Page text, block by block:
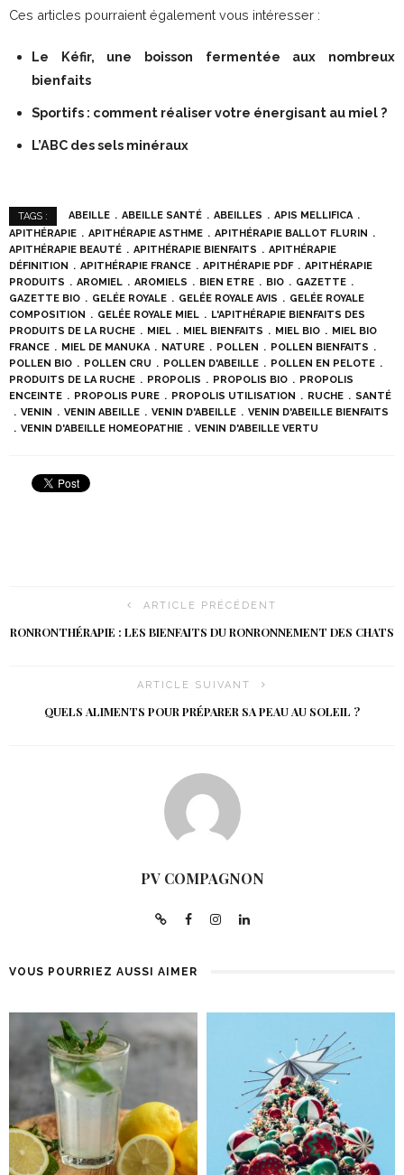
Ces articles pourraient également vous intéresser :
Le Kéfir, une boisson fermentée aux nombreux
bienfaits
Sportifs : comment réaliser votre énergisant au miel ?
L’ABC des sels minéraux
TAGS : ABEILLE ABEILLE SANTÉ ABEILLES
APIS MELLIFICA
APITHÉRAPIE
APITHÉRAPIE ASTHME
APITHÉRAPIE BALLOT FLURIN
APITHÉRAPIE BEAUTÉ
APITHÉRAPIE BIENFAITS
APITHÉRAPIE
DÉFINITION
APITHÉRAPIE FRANCE APITHÉRAPIE PDF
APITHÉRAPIE
PRODUITS
AROMIEL AROMIELS BIEN ETRE BIO
GAZETTE
GAZETTE BIO
GELÉE ROYALE GELÉE ROYALE AVIS
GELÉE ROYALE
COMPOSITION
GELÉE ROYALE MIEL
L'APITHÉRAPIE BIENFAITS DES
PRODUITS DE LA RUCHE
MIEL MIEL BIENFAITS MIEL BIO
MIEL BIO
FRANCE
MIEL DE MANUKA NATURE POLLEN
POLLEN BIENFAITS
POLLEN BIO
POLLEN CRU POLLEN D'ABEILLE
POLLEN EN PELOTE
PRODUITS DE LA RUCHE
PROPOLIS PROPOLIS BIO
PROPOLIS
ENCEINTE
PROPOLIS PURE PROPOLIS UTILISATION RUCHE
SANTÉ
VENIN
VENIN ABEILLE VENIN D'ABEILLE
VENIN D'ABEILLE BIENFAITS
VENIN D'ABEILLE HOMEOPATHIE
VENIN D'ABEILLE VERTU
ARTICLE PRÉCÉDENT
RONRONTHÉRAPIE : LES BIENFAITS DU RONRONNEMENT DES CHATS
ARTICLE SUIVANT
QUELS ALIMENTS POUR PRÉPARER SA PEAU AU SOLEIL ?
PV COMPAGNON
VOUS POURRIEZ AUSSI AIMER